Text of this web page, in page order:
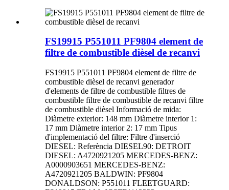
FS19915 P551011 PF9804 element de
filtre de combustible dièsel de recanvi
FS19915 P551011 PF9804 element de filtre de
combustible dièsel de recanvi generador
d'elements de filtre de combustible filtres de
combustible filtre de combustible de recanvi filtre
de combustible dièsel Informació de mida:
Diàmetre exterior: 148 mm Diàmetre interior 1:
17 mm Diàmetre interior 2: 17 mm Tipus
d'implementació del filtre: Filtre d'inserció
DIESEL: Referència DIESEL90: DETROIT
DIESEL: A4720921205 MERCEDES-BENZ:
A0000903651 MERCEDES-BENZ:
A4720921205 BALDWIN: PF9804
DONALDSON: P551011 FLEETGUARD: